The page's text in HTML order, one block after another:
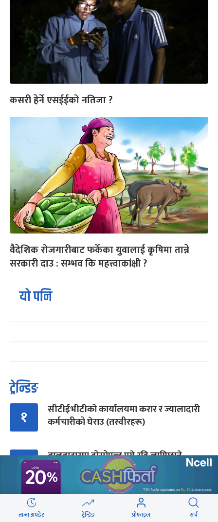
कसरी हेर्ने एसईईको नतिजा ?
वैदेशिक रोजगारीबाट फर्केका युवालाई कृषिमा तान्ने
सरकारी दाउ : सम्भव कि महत्त्वाकांक्षी ?
यो पनि
ट्रेन्डिङ
१
सीटीईभीटीको कार्यालयमा करार र ज्यालादारी
कर्मचारीको घेराउ (तस्वीरहरू)
२
बालुवाटारमा दोस्रोपल्ट पुगे रवि लामिछाने,
प्रधानमन्त्रीसँग ४५ मिनेट कुराकानी
३ प्रधानमन्त्री-रास्वपा : बढ्दैछ छटपटी
ताजा अपडेट ट्रेन्डिङ प्रोफाइल सर्च